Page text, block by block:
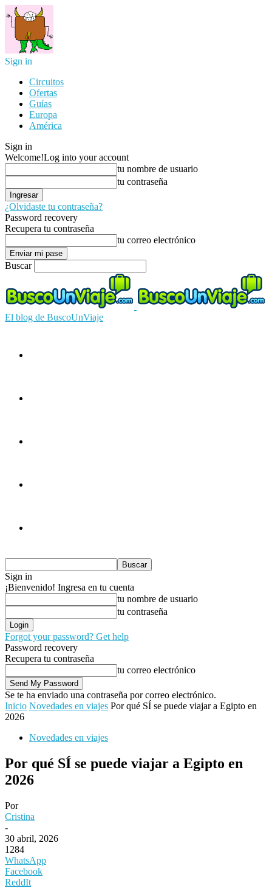
Sign in
Circuitos
Ofertas
Guías
Europa
América
Sign in
Welcome!Log into your account
tu nombre de usuario
tu contraseña
¿Olvidaste tu contraseña?
Password recovery
Recupera tu contraseña
tu correo electrónico
Buscar
El blog de BuscoUnViaje
Sign in
¡Bienvenido! Ingresa en tu cuenta
tu nombre de usuario
tu contraseña
Forgot your password? Get help
Password recovery
Recupera tu contraseña
tu correo electrónico
Se te ha enviado una contraseña por correo electrónico.
Inicio Novedades en viajes Por qué SÍ se puede viajar a Egipto en
2026
Novedades en viajes
Por qué SÍ se puede viajar a Egipto en
2026
Por
Cristina
-
30 abril, 2026
1284
WhatsApp
Facebook
ReddIt